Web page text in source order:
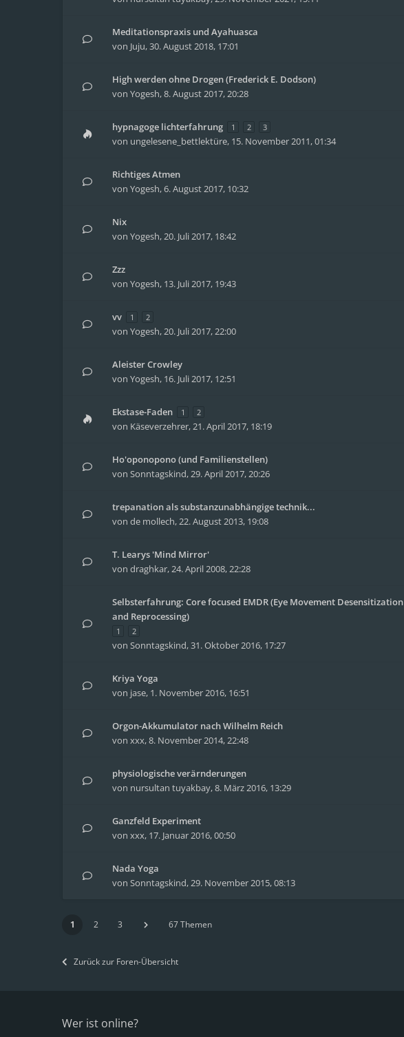
Meditationspraxis und Ayahuasca
von Juju,30. August 2018, 17:01
High werden ohne Drogen (Frederick E. Dodson)
von Yogesh,8. August 2017, 20:28
hypnagoge lichterfahrung 1 2 3
von ungelesene_bettlektüre, 15. November 2011, 01:34
Richtiges Atmen
von Yogesh,6. August 2017, 10:32
Nix
von Yogesh,20. Juli 2017, 18:42
Zzz
von Yogesh, 13. Juli 2017, 19:43
vv 1 2
von Yogesh,20. Juli 2017, 22:00
Aleister Crowley
von Yogesh, 16. Juli 2017, 12:51
Ekstase-Faden 1 2
von Käseverzehrer,21. April 2017, 18:19
Ho'oponopono (und Familienstellen)
von Sonntagskind,29. April 2017, 20:26
trepanation als substanzunabhängige technik...
von de mollech,22. August 2013, 19:08
T. Learys 'Mind Mirror'
von draghkar,24. April 2008, 22:28
Selbsterfahrung: Core focused EMDR (Eye Movement Desensitization
and Reprocessing)
1 2
von Sonntagskind,31. Oktober 2016, 17:27
Kriya Yoga
von jase, 1. November 2016, 16:51
Orgon-Akkumulator nach Wilhelm Reich
von xxx,8. November 2014, 22:48
physiologische verärnderungen
von nursultan tuyakbay,8. März 2016, 13:29
Ganzfeld Experiment
von xxx, 17. Januar 2016, 00:50
Nada Yoga
von Sonntagskind,29. November 2015, 08:13
1 2 3 67 Themen
Zurück zur Foren-Übersicht
Wer ist online?